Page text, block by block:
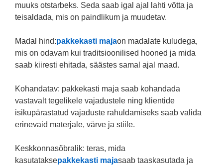
muuks otstarbeks. Seda saab igal ajal lahti võtta ja
teisaldada, mis on paindlikum ja muudetav.
Madal hind:pakkekasti majaon madalate kuludega,
mis on odavam kui traditsioonilised hooned ja mida
saab kiiresti ehitada, säästes samal ajal maad.
Kohandatav: pakkekasti maja saab kohandada
vastavalt tegelikele vajadustele ning klientide
isikupärastatud vajaduste rahuldamiseks saab valida
erinevaid materjale, värve ja stiile.
Keskkonnasõbralik: teras, mida
kasutataksepakkekasti majasaab taaskasutada ja